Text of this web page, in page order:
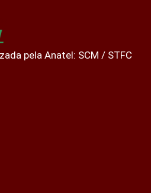
pela Anatel: SCM / STFC